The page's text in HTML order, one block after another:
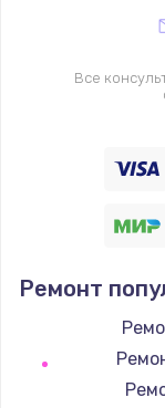
Ремонт
Все
Ремонт